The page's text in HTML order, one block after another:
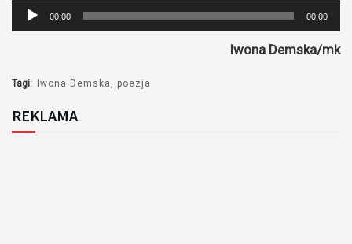
Odtwarzacz
plików
00:00 00:00
Iwona Demska/mk
Tagi: Iwona Demska poezja
REKLAMA